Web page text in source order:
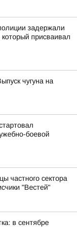
задержали
который присваивал
чугуна на
боевой
частного сектора
"Вестей"
в сентябре